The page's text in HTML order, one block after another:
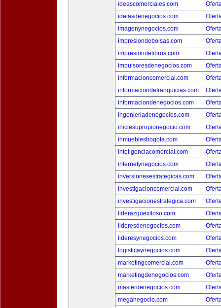
ideascomerciales.com
ideiasdenegocios.com
imagenynegocios.com
impresiondebolsas.com
impresiondelibros.com
impulsoresdenegocios.com
informacioncomercial.com
informaciondefranquicias.com
informaciondenegocios.com
ingenieriadenegocios.com
iniciesupropionegocio.com
inmueblesbogota.com
inteligenciacomercial.com
internetynegocios.com
inversionesestrategicas.com
investigacioncomercial.com
investigacionestrategica.com
liderazgoexitoso.com
lideresdenegocios.com
lideresynegocios.com
logisticaynegocios.com
marketingcomercial.com
marketingdenegocios.com
masterdenegocios.com
meganegocio.com